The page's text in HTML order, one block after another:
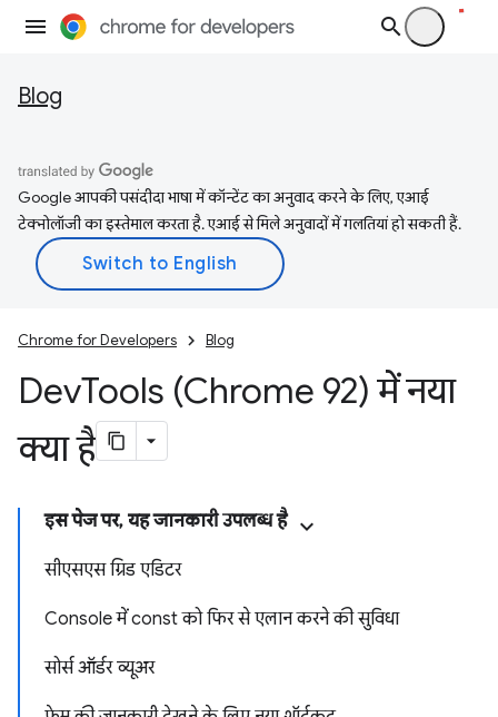
Blog
Google आपकी पसंदीदा भाषा में कॉन्टेंट का अनुवाद करने के लिए, एआई
टेक्नोलॉजी का इस्तेमाल करता है. एआई से मिले अनुवादों में गलतियां हो सकती हैं.
Chrome for Developers Blog
DevTools (Chrome 92) में नया
क्या है
इस पेज पर, यह जानकारी उपलब्ध है
सीएसएस ग्रिड एडिटर
Console में const को फिर से एलान करने की सुविधा
सोर्स ऑर्डर व्यूअर